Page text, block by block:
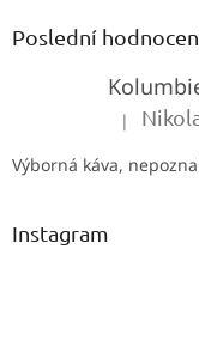
Poslední
|
Výborná káva,
Instagram